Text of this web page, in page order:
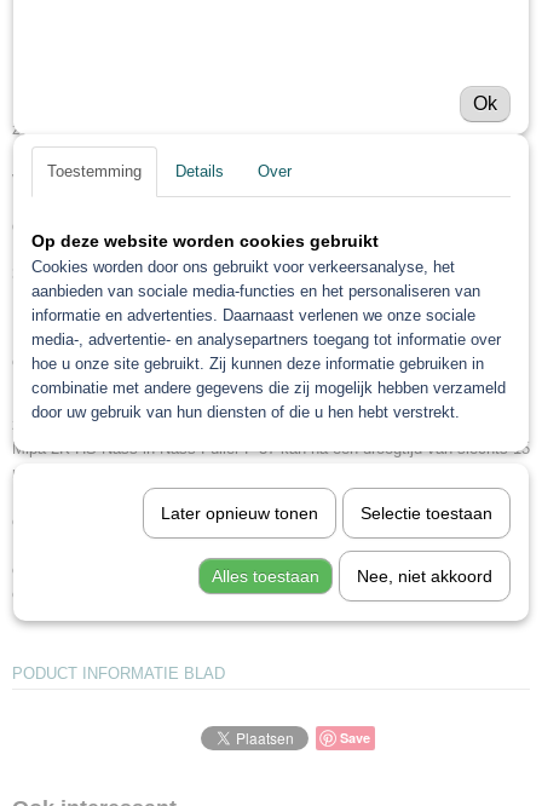
Deze 2K polyurethaan nat-in-nat plamuur is snel overschilderbaar en
zorgt voor een universele hechting: direct toepasbaar
op staal, ijzer, aluminium en gegalvaniseerde ondergronden, maar ook op
veelgebruikte kunststoffen in de auto-industrie
(bijv. PP-EPDM, ABS, PC, ABS-PC, PUR, PVC, GRP). Neem hiervoor
de gedetailleerde voorbehandelingsinstructies in acht
doel in de sectie Verwerkingsinstructies / Kunststof substraten op pagina
Bovendien is het mogelijk om intacte, degelijke e-coatings te
overschilderen zonder voorschuren. Mipa 2K-HS-NIN-Füller kan
Binnen 5 dagen
zonder tussentijds schuren worden overschilderd.
Mipa 2K-HS-Nass-in-Nass-Füller F 37 kan na een droogtijd van slechts 15
minuten bij 20°C worden overschilderd zonder verlies van
glans en zorgt tegelijkertijd voor een uitstekende absorptie van
overspray. Speciaal ontworpen voor het overspuiten van auto's.
carrosserieën van bestelwagens, platformpoorten, cabines, machines,
enzovoort
PODUCT INFORMATIE BLAD
Save
Ok
Toestemming Details Over
Op deze website worden cookies gebruikt
Cookies worden door ons gebruikt voor verkeersanalyse, het
aanbieden van sociale media-functies en het personaliseren van
informatie en advertenties. Daarnaast verlenen we onze sociale
media-, advertentie- en analysepartners toegang tot informatie over
hoe u onze site gebruikt. Zij kunnen deze informatie gebruiken in
combinatie met andere gegevens die zij mogelijk hebben verzameld
door uw gebruik van hun diensten of die u hen hebt verstrekt.
Later opnieuw tonen Selectie toestaan
Alles toestaan Nee, niet akkoord